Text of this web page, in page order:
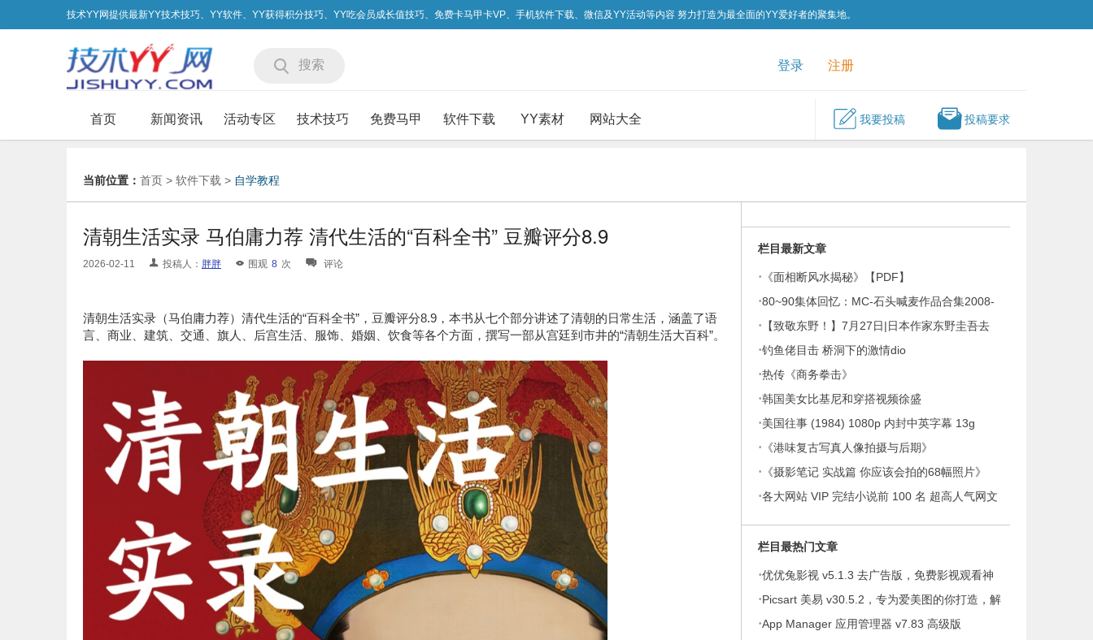
技术YY网提供最新YY技术技巧、YY软件、YY获得积分技巧、YY吃会员成长值技巧、免费卡马甲卡VP、手机软件下载、微信及YY活动等内容 努力打造为最全面的YY爱好者的聚集地。
搜索 登录 注册
首页 新闻资讯 活动专区 技术技巧 免费马甲 软件下载 YY素材 网站大全 我要投稿 投稿要求
当前位置： 首页 > 软件下载 > 自学教程
清朝生活实录 马伯庸力荐 清代生活的“百科全书” 豆瓣评分8.9
2026-02-11 投稿人： 胖胖 围观 8 次 评论
清朝生活实录（马伯庸力荐）清代生活的“百科全书”，豆瓣评分8.9，本书从七个部分讲述了清朝的日常生活，涵盖了语
言、商业、建筑、交通、旗人、后宫生活、服饰、婚姻、饮食等各个方面，撰写一部从宫廷到市井的“清朝生活大百科”。
栏目最新文章
· 《面相断风水揭秘》【PDF】
·80~90集体回忆：MC-石头喊麦作品合集2008-
2026
· 【致敬东野！】7月27日|日本作家东野圭吾去
世！东野圭吾196部作品集
·钓鱼佬目击 桥洞下的激情dio
·热传《商务拳击》
·韩国美女比基尼和穿搭视频徐盛
·美国往事 (1984) 1080p 内封中英字幕 13g
· 《港味复古写真人像拍摄与后期》
· 《摄影笔记 实战篇 你应该会拍的68幅照片》
·各大网站 VIP 完结小说前 100 名 超高人气网文
栏目最热门文章
·优优兔影视 v5.1.3 去广告版，免费影视观看神
器
·Picsart 美易 v30.5.2，专为爱美图的你打造，解
锁高级版
·App Manager 应用管理器 v7.83 高级版